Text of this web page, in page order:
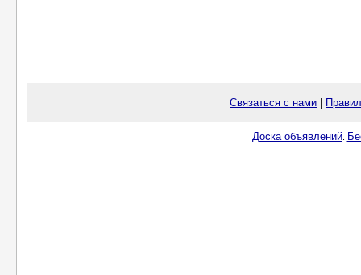
Связаться с нами
Доска объявлений.